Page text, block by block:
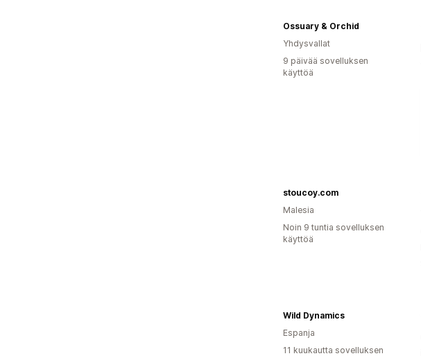
Ossuary & Orchid
Yhdysvallat
9 päivää sovelluksen
käyttöä
stoucoy.com
Malesia
Noin 9 tuntia sovelluksen
käyttöä
Wild Dynamics
Espanja
11 kuukautta sovelluksen